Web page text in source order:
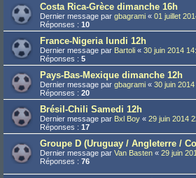
Costa Rica-Grèce dimanche 16h
Dernier message par gbagrami « 01 juillet
Réponses : 10
France-Nigeria lundi 12h
Dernier message par Bartoli « 30 juin 2014
Réponses : 5
Pays-Bas-Mexique dimanche 12h
Dernier message par gbagrami « 30 juin
Réponses : 20
Brésil-Chili Samedi 12h
Dernier message par Bxl Boy « 29 juin 2014
Réponses : 17
Groupe D (Uruguay / Angleterre /
Dernier message par Van Basten « 29 juin
Réponses : 76